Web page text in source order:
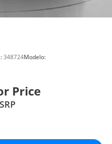
348724Modelo:
Price